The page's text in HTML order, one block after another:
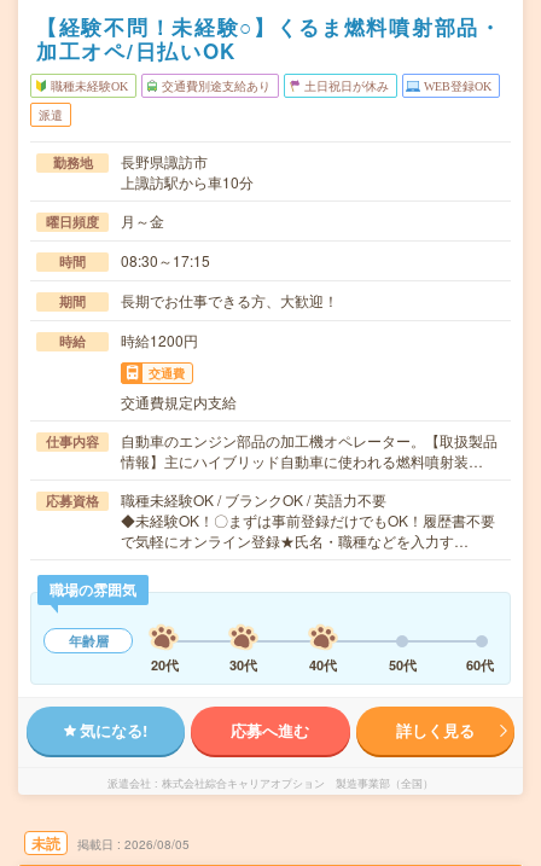
【経験不問！未経験○】くるま燃料噴射部品・
加工オペ/日払いOK
職種未経験OK 交通費別途支給あり 土日祝日が休み WEB登録OK
派遣
勤務地
長野県諏訪市
上諏訪駅から車10分
曜日頻度 月～金
時間 08:30～17:15
期間 長期でお仕事できる方、大歓迎！
時給 時給1200円
交通費
交通費規定内支給
仕事内容
自動車のエンジン部品の加工機オペレーター。【取扱製品
情報】主にハイブリッド自動車に使われる燃料噴射装…
応募資格
職種未経験OK / ブランクOK / 英語力不要
◆未経験OK！〇まずは事前登録だけでもOK！履歴書不要
で気軽にオンライン登録★氏名・職種などを入力す…
職場の雰囲気
年齢層
20代
30代 40代 50代 60代
気になる! 応募へ進む 詳しく見る
派遣会社 株式会社綜合キャリアオプション 製造事業部（全国）
未読 掲載日 2026/08/05